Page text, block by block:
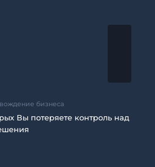
бизнеса
Вы потеряете контроль над